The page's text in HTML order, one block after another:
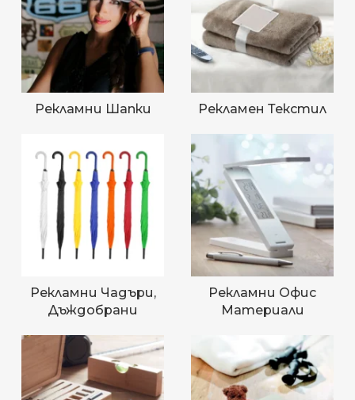
Рекламни Шапки Рекламен Текстил
Рекламни Чадъри,
Дъждобрани
Рекламни Офис
Материали